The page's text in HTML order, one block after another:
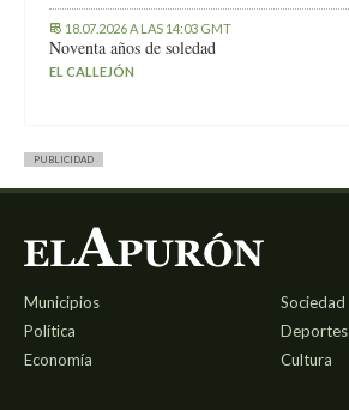
18.07.2026 A LAS 14:03 GMT
Noventa años de soledad
EL CALLEJÓN
PUBLICIDAD
Municipios
Política
Economía
Sociedad
Deportes
Cultura